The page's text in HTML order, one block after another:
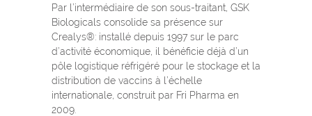
Par l’intermédiaire de son sous-traitant, GSK
Biologicals consolide sa présence sur
Crealys®: installé depuis 1997 sur le parc
d’activité économique, il bénéficie déjà d’un
pôle logistique réfrigéré pour le stockage et la
distribution de vaccins à l’échelle
internationale, construit par Fri Pharma en
2009.